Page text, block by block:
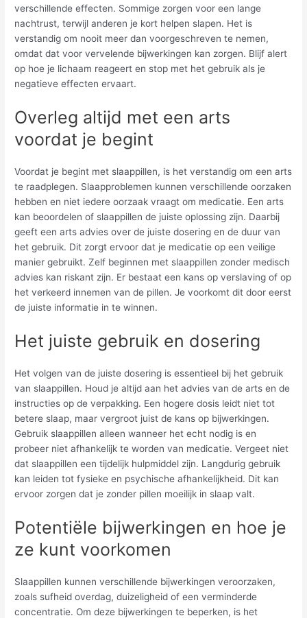
verschillende effecten. Sommige zorgen voor een lange
nachtrust, terwijl anderen je kort helpen slapen. Het is
verstandig om nooit meer dan voorgeschreven te nemen,
omdat dat voor vervelende bijwerkingen kan zorgen. Blijf alert
op hoe je lichaam reageert en stop met het gebruik als je
negatieve effecten ervaart.
Overleg altijd met een arts
voordat je begint
Voordat je begint met slaappillen, is het verstandig om een arts
te raadplegen. Slaapproblemen kunnen verschillende oorzaken
hebben en niet iedere oorzaak vraagt om medicatie. Een arts
kan beoordelen of slaappillen de juiste oplossing zijn. Daarbij
geeft een arts advies over de juiste dosering en de duur van
het gebruik. Dit zorgt ervoor dat je medicatie op een veilige
manier gebruikt. Zelf beginnen met slaappillen zonder medisch
advies kan riskant zijn. Er bestaat een kans op verslaving of op
het verkeerd innemen van de pillen. Je voorkomt dit door eerst
de juiste informatie in te winnen.
Het juiste gebruik en dosering
Het volgen van de juiste dosering is essentieel bij het gebruik
van slaappillen. Houd je altijd aan het advies van de arts en de
instructies op de verpakking. Een hogere dosis leidt niet tot
betere slaap, maar vergroot juist de kans op bijwerkingen.
Gebruik slaappillen alleen wanneer het echt nodig is en
probeer niet afhankelijk te worden van medicatie. Vergeet niet
dat slaappillen een tijdelijk hulpmiddel zijn. Langdurig gebruik
kan leiden tot fysieke en psychische afhankelijkheid. Dit kan
ervoor zorgen dat je zonder pillen moeilijk in slaap valt.
Potentiële bijwerkingen en hoe je
ze kunt voorkomen
Slaappillen kunnen verschillende bijwerkingen veroorzaken,
zoals sufheid overdag, duizeligheid of een verminderde
concentratie. Om deze bijwerkingen te beperken, is het